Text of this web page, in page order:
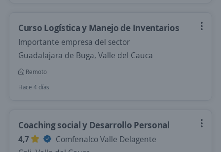
Curso Logística y Manejo de Inventarios
Importante empresa del sector
Guadalajara de Buga, Valle del Cauca
Remoto
Hace 4 días
Coaching social y Desarrollo Personal
4,7
Comfenalco Valle Delagente